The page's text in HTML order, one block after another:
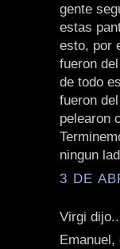
gente
estas
esto, por
fueron
de todo
fueron
pelearon
ningun
3 DE
Virgi